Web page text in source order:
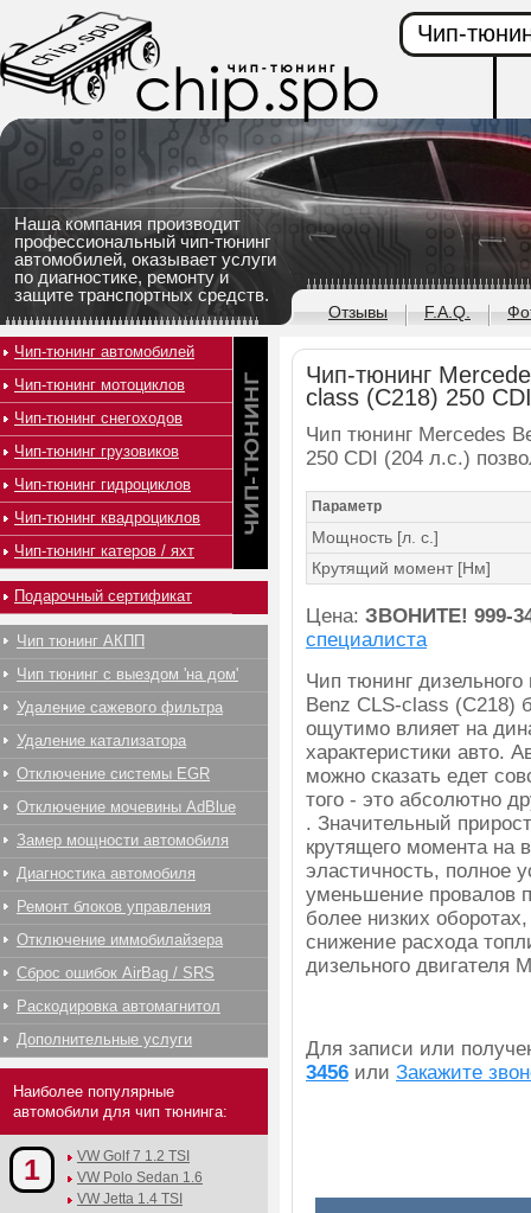
Наша компания производит
профессиональный чип-тюнинг
автомобилей, оказывает услуги
по диагностике, ремонту и
защите транспортных средств.
Чип-
Отзывы F.A.Q.
Чип-тюнинг
class (C218) 250
Чип тюнинг Mercedes
250 CDI (204 л.с.)
Параметр
Мощность [л. с.]
Крутящий момент [Нм]
Цена: ЗВОНИТЕ! 999-
специалиста
Чип тюнинг
Benz CLS-class (C218)
ощутимо влияет на
характеристики авто.
можно сказать едет
того - это абсолютно
. Значительный
крутящего момента на
эластичность, полное
уменьшение провалов
более низких
снижение расхода
дизельного двигателя
Для записи или
3456 или Закажите
Чип-тюнинг автомобилей
Чип-тюнинг мотоциклов
Чип-тюнинг снегоходов
Чип-тюнинг грузовиков
Чип-тюнинг гидроциклов
Чип-тюнинг квадроциклов
Чип-тюнинг катеров / яхт
Подарочный сертификат
Чип тюнинг АКПП
Чип тюнинг с выездом 'на дом'
Удаление сажевого фильтра
Удаление катализатора
Отключение системы EGR
Отключение мочевины AdBlue
Замер мощности автомобиля
Диагностика автомобиля
Ремонт блоков управления
Отключение иммобилайзера
Сброс ошибок AirBag / SRS
Раскодировка автомагнитол
Дополнительные услуги
Наиболее популярные
автомобили для чип тюнинга:
1
VW Golf 7 1.2 TSI
VW Polo Sedan 1.6
VW Jetta 1.4 TSI